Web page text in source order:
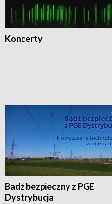
Koncerty
Badź bezpieczny z PGE
Dystrybucja